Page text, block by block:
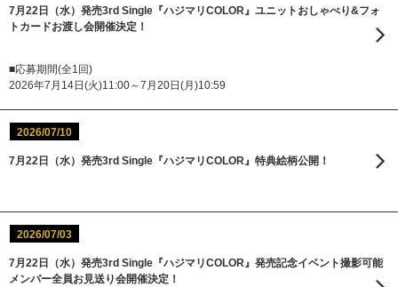
7月22日（水）発売3rd Single『ハジマリCOLOR』ユニットおしゃべり&フォ
トカードお渡し会開催決定！
■応募期間(全1回)
2026年7月14日(火)11:00～7月20日(月)10:59
2026/07/10
7月22日（水）発売3rd Single『ハジマリCOLOR』特典絵柄公開！
2026/07/03
7月22日（水）発売3rd Single『ハジマリCOLOR』発売記念イベント撮影可能
メンバー全員お見送り会開催決定！